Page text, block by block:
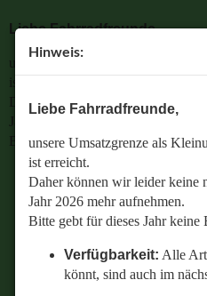
Hinweis:
Liebe Fahrradfreunde,
unsere Umsatzgrenze als
ist erreicht.
Daher können wir leider keine
Jahr 2026 mehr aufnehmen.
Bitte gebt für dieses Jahr keine
Verfügbarkeit: Alle
könnt, sind auch im
Liebe Fahrradfreunde,
unsere Umsatzgrenze als
ist erreicht.
Daher können wir leider keine
Jahr 2026 mehr aufnehmen.
Bitte gebt für dieses Jahr keine
Verfügbarkeit: Alle
könnt, sind auch im
verfügbar.
Bestellungen
19.07.2026 eingegangen